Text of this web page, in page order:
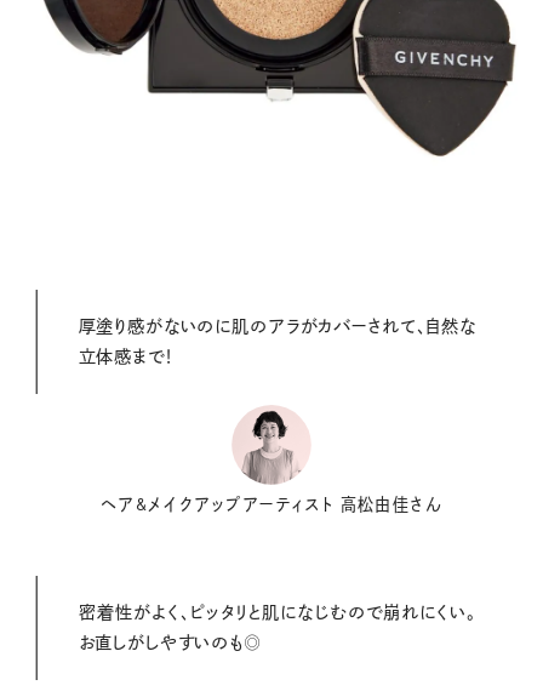
厚塗り感がないのに肌のアラがカバーされて、自然な
立体感まで！
ヘア&メイクアップアーティスト 高松由佳さん
密着性がよく、ピッタリと肌になじむので崩れにくい。
お直しがしやすいのも◎